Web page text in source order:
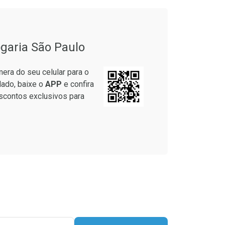
cada
cada
Por R$ 55,99/cada
Por R$ 55,99/cada
São Paulo
do seu celular para o
baixe o APP e confira
exclusivos para